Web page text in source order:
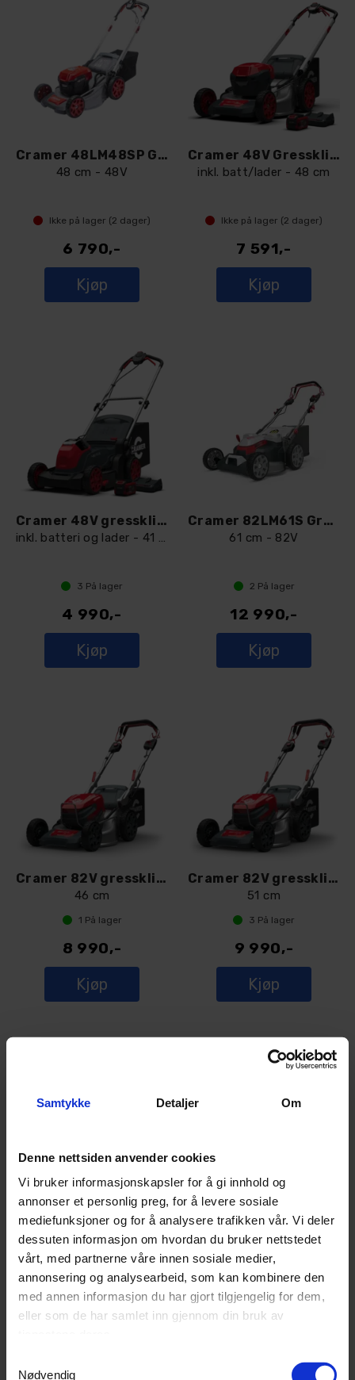
Samtykke Detaljer Om
Denne nettsiden anvender cookies
Vi bruker informasjonskapsler for å gi innhold og
annonser et personlig preg, for å levere sosiale
mediefunksjoner og for å analysere trafikken vår. Vi deler
dessuten informasjon om hvordan du bruker nettstedet
vårt, med partnerne våre innen sosiale medier,
annonsering og analysearbeid, som kan kombinere den
med annen informasjon du har gjort tilgjengelig for dem,
eller som de har samlet inn gjennom din bruk av
Nødvendig
Cramer 48LM48SP Gressklipper
48 cm - 48V
Ikke på lager (2 dager)
6 790,-
Kjøp
Cramer 48V Gressklipper - 48LM48SPK4
inkl. batt/lader - 48 cm
Ikke på lager (2 dager)
7 591,-
Kjøp
Cramer 48V gressklipper 48LM41K4
inkl. batteri og lader - 41 cm
3 På lager
4 990,-
Kjøp
Cramer 82LM61S Gressklipper
61 cm - 82V
2 På lager
12 990,-
Kjøp
Cramer 82V gressklipper 82LM46SX
46 cm
1 På lager
8 990,-
Kjøp
Cramer 82V gressklipper 82LM51SX
51 cm
3 På lager
9 990,-
Kjøp
Honda HRG466SK gressklipper
46 cm
3På lager
9 490,-
Honda HRN536CVK gressklipper
12 490,-